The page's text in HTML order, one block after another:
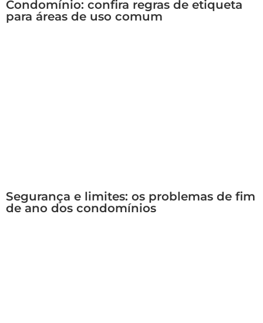
Condomínio: confira regras de etiqueta
para áreas de uso comum
Segurança e limites: os problemas de fim
de ano dos condomínios